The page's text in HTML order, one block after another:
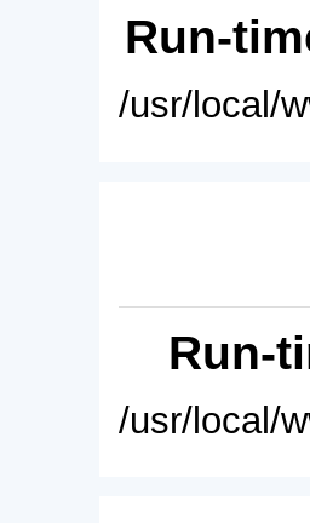
Run-
/usr/local/
Run-
/usr/local/